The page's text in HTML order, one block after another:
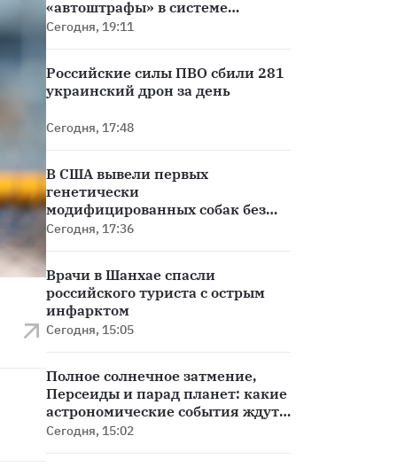
«автоштрафы» в системе
«Честный знак»
Сегодня, 19:11
Российские силы ПВО сбили 281
украинский дрон за день
Сегодня, 17:48
В США вывели первых
генетически
модифицированных собак без
основного аллергена
Сегодня, 17:36
Врачи в Шанхае спасли
российского туриста с острым
инфарктом
Сегодня, 15:05
Полное солнечное затмение,
Персеиды и парад планет: какие
астрономические события ждут в
августе
Сегодня, 15:02